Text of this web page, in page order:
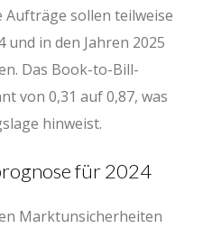
Aufträge sollen teilweise
und in den Jahren 2025
Das Book-to-Bill-
von 0,31 auf 0,87, was
hinweist.
für 2024
Marktunsicherheiten